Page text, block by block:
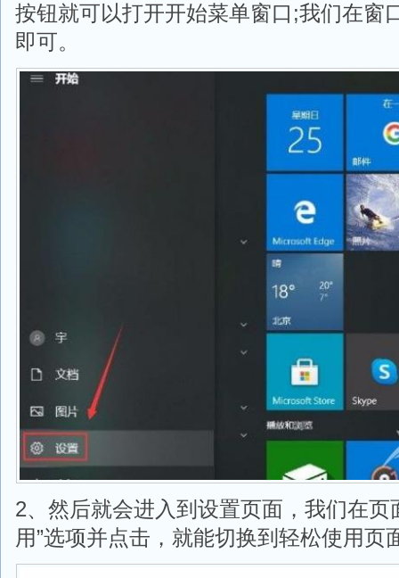
按钮就可以打开开始菜单窗口;我们在窗
即可。
2、然后就会进入到设置页面，我们在页
用”选项并点击，就能切换到轻松使用页